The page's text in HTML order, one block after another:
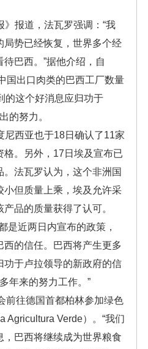
》报道，法瓦罗强调：“我
局势已经恢复，世界多个经
巴西。”据他介绍，自
国出口肉类的巴西工厂数量
的这个好消息应归功于
的努力。
尼西亚也于18日确认了11家
格。另外，17日埃及宣布已
法瓦罗认为，这个非洲国
小但质量上乘，埃及允许采
品的质量获得了认可。
是近两日内宣布的政策，
的信任。巴西将产生更多
功于卢拉领导的新政府的信
年来的努力工作。”
前往德国首都柏林参加绿色
Agricultura Verde）。“我们
巴西将继续成为世界粮食